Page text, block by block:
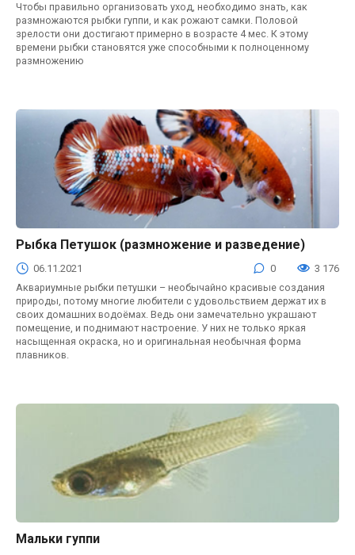
Чтобы правильно организовать уход, необходимо знать, как
размножаются рыбки гуппи, и как рожают самки. Половой
зрелости они достигают примерно в возрасте 4 мес. К этому
времени рыбки становятся уже способными к полноценному
размножению
Рыбка Петушок (размножение и разведение)
06.11.2021 0
3 176
Аквариумные рыбки петушки – необычайно красивые создания
природы, потому многие любители с удовольствием держат их в
своих домашних водоёмах. Ведь они замечательно украшают
помещение, и поднимают настроение. У них не только яркая
насыщенная окраска, но и оригинальная необычная форма
плавников.
Мальки гуппи